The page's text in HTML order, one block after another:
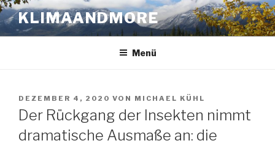
Zum
Inhalt
springen
KLIMAANDMORE
Menü
VERÖFFENTLICHT
AM
DEZEMBER 4, 2020 VON MICHAEL KÜHL
Der Rückgang der Insekten nimmt
dramatische Ausmaße an: die